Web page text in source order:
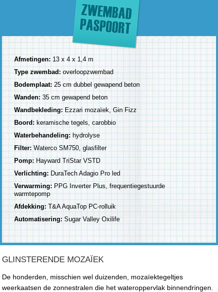
Afmetingen:13 x 4 x 1,4 m
Type zwembad:overloopzwembad
Bodemplaat:25 cm dubbel gewapend beton
Wanden: 35 cm gewapend beton
Wandbekleding:Ezzari mozaïek, Gin Fizz
Boord:keramische tegels, carobbio
Waterbehandeling: hydrolyse
Filter:Waterco SM750, glasfilter
Pomp: Hayward TriStar VSTD
Verlichting: DuraTech Adagio Pro led
Verwarming:PPG Inverter Plus, frequentiegestuurde
warmtepomp
Afdekking:T&A AquaTop PC-rolluik
Automatisering:Sugar Valley Oxilife
GLINSTERENDE MOZAÏEK
De honderden, misschien wel duizenden, mozaïektegeltjes
weerkaatsen de zonnestralen die het wateroppervlak binnendringen.